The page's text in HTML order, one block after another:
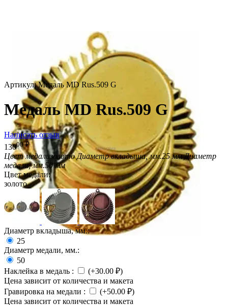
Артикул: Медаль MD Rus.509 G
Медаль MD Rus.509 G
Написать отзыв
13000 ₽
Цвет медализолото Диаметр вкладыша, мм.25 мм Диаметр
медали, мм.50 мм
Цвет медали:
золото
Диаметр вкладыша, мм.:
25
Диаметр медали, мм.:
50
Наклейка в медаль : (+30.00 ₽)
Цена зависит от количества и макета
Гравировка на медали : (+50.00 ₽)
Цена зависит от количества и макета